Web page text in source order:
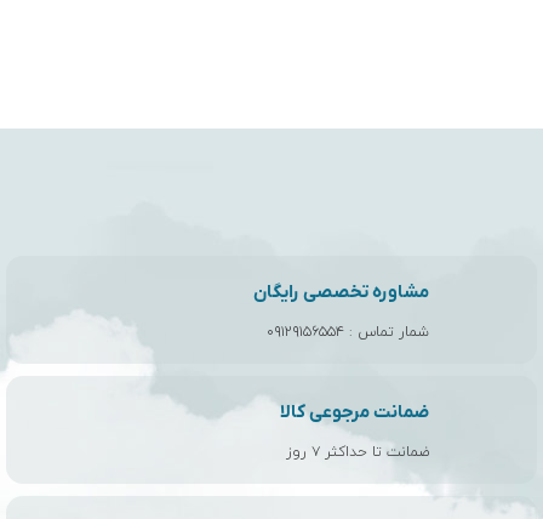
مشاوره تخصصی رایگان
شمار تماس : ۰۹۱۲۹۱۵۶۵۵۴
ضمانت مرجوعی کالا
ضمانت تا حداکثر ۷ روز